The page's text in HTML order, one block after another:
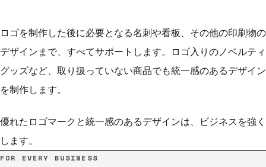
ロゴを制作した後に必要となる名刺や看板、その他の印刷物の
デザインまで、すべてサポートします。ロゴ入りのノベルティ
グッズなど、取り扱っていない商品でも統一感のあるデザイン
を制作します。
優れたロゴマークと統一感のあるデザインは、ビジネスを強く
します。
FOR EVERY BUSINESS